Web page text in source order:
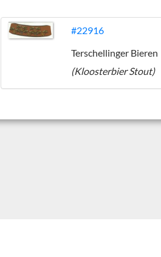
#22916
Terschellinger Bieren
(Kloosterbier Stout)